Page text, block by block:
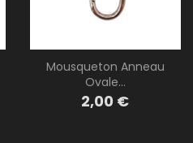
Mousqueton Anneau
Ovale...
Prix
2,00 €